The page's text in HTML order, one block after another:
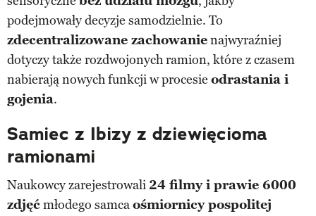
podejmowały decyzje samodzielnie. To
zdecentralizowane zachowanienajwyraźniej
dotyczy także rozdwojonych ramion, które z czasem
nabierają nowych funkcji w procesie odrastania i
gojenia.
Samiec z Ibizy z dziewięcioma
ramionami
Naukowcy zarejestrowali 24 filmy i prawie 6000
zdjęćmłodego samcaośmiornicy pospolitej